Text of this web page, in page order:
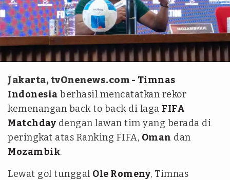
tvOnenews-Ilham Giovani
Jakarta, tvOnenews.com - Timnas
Indonesia berhasil mencatatkan rekor
kemenangan back to back di laga FIFA
Matchday dengan lawan tim yang berada di
peringkat atas Ranking FIFA, Oman dan
Mozambik.
Lewat gol tunggal Ole Romeny, Timnas